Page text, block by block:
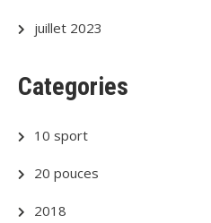
juillet 2023
Categories
10 sport
20 pouces
2018